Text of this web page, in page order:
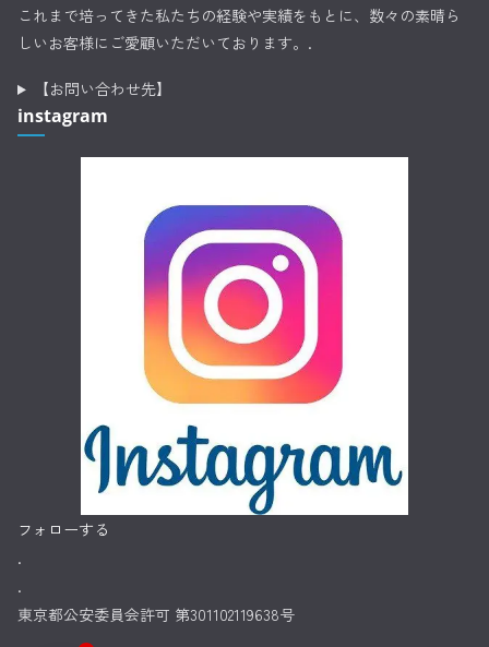
これまで培ってきた私たちの経験や実績をもとに、数々の素晴ら
しいお客様にご愛顧いただいております。.
【お問い合わせ先】
instagram
フォローする
.
.
東京都公安委員会許可 第301102119638号